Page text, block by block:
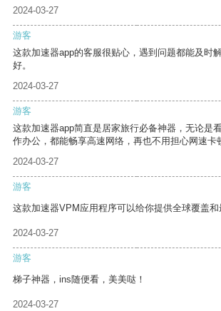
2024-03-27
游客
这款加速器app的客服很贴心，遇到问题都能及时
好。
2024-03-27
游客
这款加速器app简直是居家旅行必备神器，无论是
作办公，都能畅享高速网络，再也不用担心网速卡
2024-03-27
游客
这款加速器VPM应用程序可以给你提供全球覆盖和
2024-03-27
游客
梯子神器，ins随便看，美美哒！
2024-03-27